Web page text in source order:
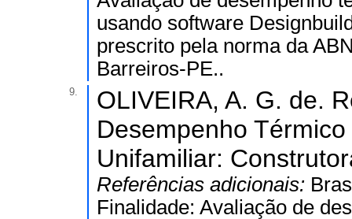
usando software
prescrito pela norma da
Barreiros-PE..
9.
OLIVEIRA, A. G. de.
Desempenho
Unifamiliar:
Referências adicionais:
Finalidade: Avaliação de